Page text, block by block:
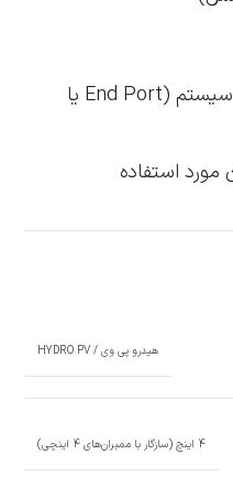
فضای نصب و نحوه چیدمان سیستم (End Port یا
مورد استفاده
هیدرو پی وی / HYDRO PV
4 اینچ (سازگار با ممبران‌های 4 اینچی)